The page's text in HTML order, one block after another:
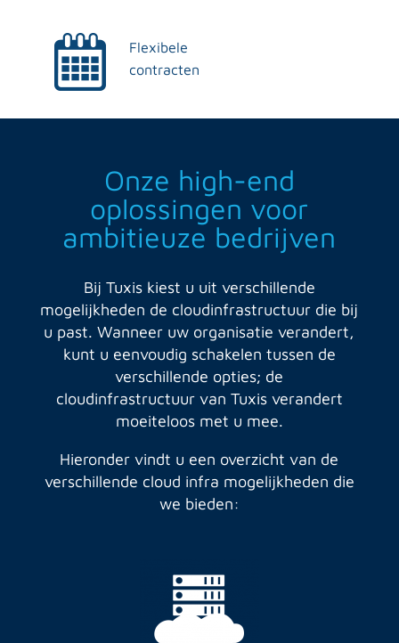
Flexibele
contracten
Onze high-end
oplossingen voor
ambitieuze bedrijven
Bij Tuxis kiest u uit verschillende
mogelijkheden de cloudinfrastructuur die bij
u past. Wanneer uw organisatie verandert,
kunt u eenvoudig schakelen tussen de
verschillende opties; de
cloudinfrastructuur van Tuxis verandert
moeiteloos met u mee.
Hieronder vindt u een overzicht van de
verschillende cloud infra mogelijkheden die
we bieden: